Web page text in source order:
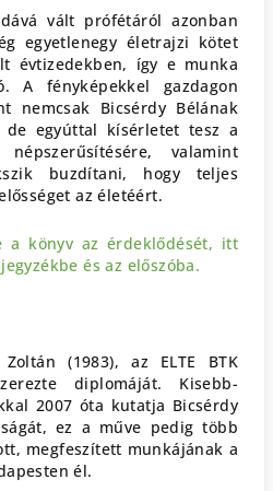
vált prófétáról azonban
egyetlenegy életrajzi kötet
évtizedekben, így e munka
A fényképekkel gazdagon
nemcsak Bicsérdy Bélának
egyúttal kísérletet tesz a
valamint
buzdítani, hogy teljes
az életéért.
a könyv az érdeklődését, itt
és az előszóba.
(1983), az ELTE BTK
diplomáját. Kisebb-
2007 óta kutatja Bicsérdy
ez a műve pedig több
megfeszített munkájának a
él.